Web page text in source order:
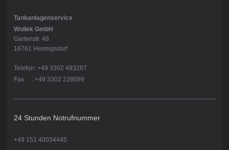
Tankanlagenservice
Wollek GmbH
Gartenstr. 46
16761 Hennigsdorf
Telefon: +49 3302 493287
Fax : +49 3302 228099
24 Stunden Notrufnummer
+49 151 40034445